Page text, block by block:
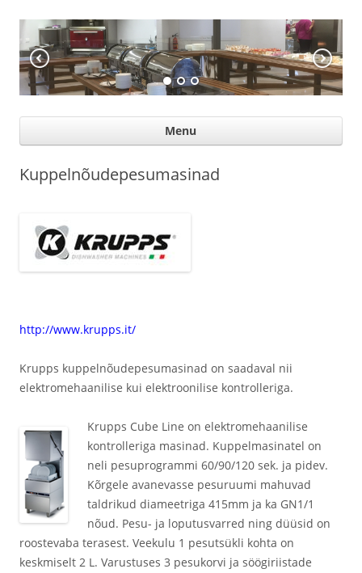
KÖÖGIABI
Professional help for proffs
Menu
Kuppelnõudepesumasinad
http://www.krupps.it/
Krupps kuppelnõudepesumasinad on saadaval nii
elektromehaanilise kui elektroonilise kontrolleriga.
Krupps Cube Line on elektromehaanilise
kontrolleriga masinad. Kuppelmasinatel on
neli pesuprogrammi 60/90/120 sek. ja pidev.
Kõrgele avanevasse pesuruumi mahuvad
taldrikud diameetriga 415mm ja ka GN1/1
nõud. Pesu- ja loputusvarred ning düüsid on
roostevaba terasest. Veekulu 1 pesutsükli kohta on
keskmiselt 2 L. Varustuses 3 pesukorvi ja söögiriistade